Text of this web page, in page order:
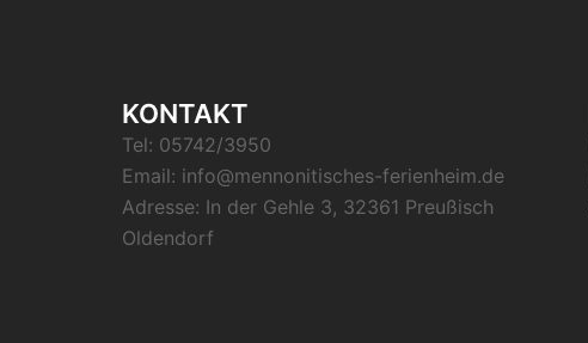
KONTAKT
Tel: 05742/3950
Email: info@mennonitisches-ferienheim.de
Adresse: In der Gehle 3, 32361 Preußisch
Oldendorf